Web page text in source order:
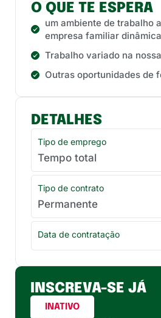
O QUE TE ESPERA
um ambiente de trabalho
empresa familiar dinâmica
Trabalho variado na
Outras oportunidades de
DETALHES
Tipo de emprego
Tempo total
Tipo de contrato
Permanente
Data de contratação
INSCREVA-SE JÁ
INATIVO